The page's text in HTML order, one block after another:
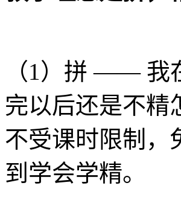
（1）拼 —— 我
完以后还是不精
不受课时限制，
到学会学精。